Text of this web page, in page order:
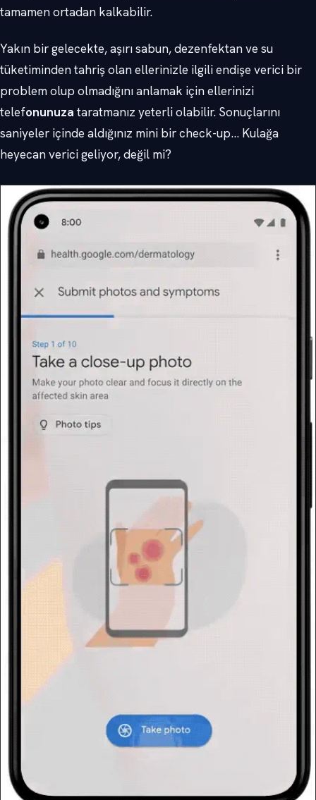
tamamen ortadan kalkabilir.
Yakın bir gelecekte, aşırı sabun, dezenfektan ve su
tüketiminden tahriş olan ellerinizle ilgili endişe verici bir
problem olup olmadığını anlamak için ellerinizi
telefonunuza taratmanız yeterli olabilir. Sonuçlarını
saniyeler içinde aldığınız mini bir check-up… Kulağa
heyecan verici geliyor, değil mi?